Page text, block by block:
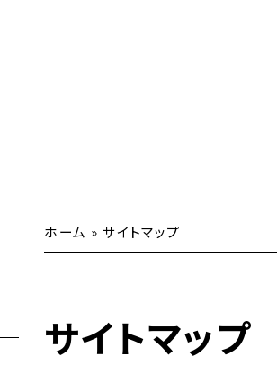
ホーム » サイトマップ
サイトマップ